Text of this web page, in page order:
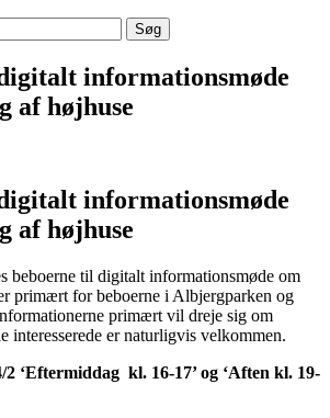
informationsmøde
af højhuse
informationsmøde
af højhuse
beboerne til digitalt informationsmøde om
primært for beboerne i Albjergparken og
primært vil dreje sig om
interesserede er naturligvis velkommen.
‘Eftermiddag kl. 16-17’ og ‘Aften kl. 19-